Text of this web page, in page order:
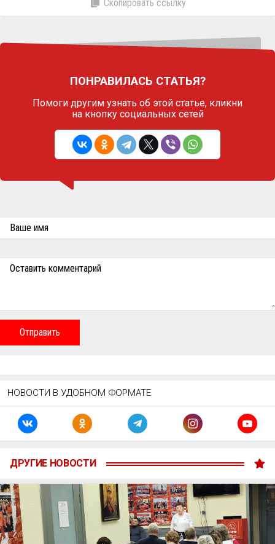
Скопировать ссылку
ПОНРАВИЛАСЬ СТАТЬЯ?
Помоги другим узнать об этой статье, кликни
на кнопку социальных сетей
Ваше имя
Оставить комментарий
Отправить
НОВОСТИ В УДОБНОМ ФОРМАТЕ
ДРУГИЕ НОВОСТИ